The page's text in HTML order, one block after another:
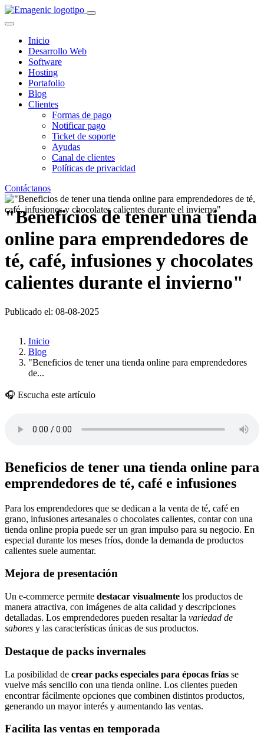
Inicio
Desarrollo Web
Software
Hosting
Portafolio
Blog
Clientes
Formas de pago
Notificar pago
Ticket de soporte
Ayudas
Canal de clientes
Políticas de privacidad
Contáctanos
"Beneficios de tener una tienda
online para emprendedores de
té, café, infusiones y chocolates
calientes durante el invierno"
Publicado el: 08-08-2025
Inicio
Blog
"Beneficios de tener una tienda online para emprendedores
de...
🎧 Escucha este artículo
Beneficios de tener una tienda online para
emprendedores de té, café e infusiones
Para los emprendedores que se dedican a la venta de té, café en
grano, infusiones artesanales o chocolates calientes, contar con una
tienda online propia puede ser un gran impulso para su negocio. En
especial durante los meses fríos, donde la demanda de productos
calientes suele aumentar.
Mejora de presentación
Un e-commerce permite destacar visualmente los productos de
manera atractiva, con imágenes de alta calidad y descripciones
detalladas. Los emprendedores pueden resaltar la variedad de
sabores y las características únicas de sus productos.
Destaque de packs invernales
La posibilidad de crear packs especiales para épocas frías se
vuelve más sencillo con una tienda online. Los clientes pueden
encontrar fácilmente opciones que combinen distintos productos,
generando un mayor interés y aumentando las ventas.
Facilita las ventas en temporada